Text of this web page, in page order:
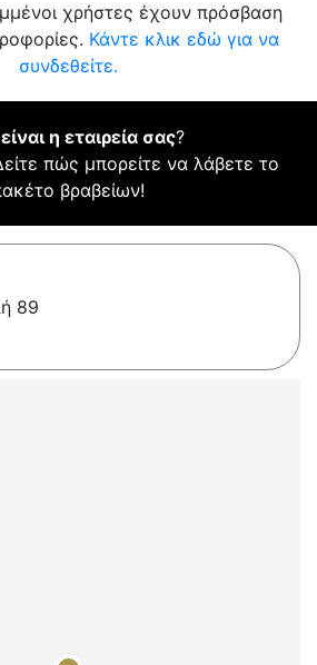
χρήστες έχουν πρόσβαση
Κάντε κλικ εδώ για να
συνδεθείτε.
η εταιρεία σας?
πώς μπορείτε να λάβετε το
βραβείων!
89